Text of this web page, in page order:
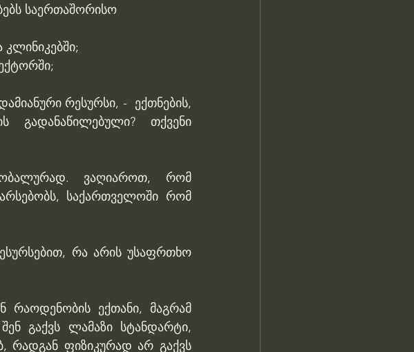
საერთაშორისო
რესურსი, -  ექთნების,
გადანაწილებული? თქვენი
ვაღიაროთ, რომ
საქართველოში რომ
რა არის უსაფრთხო
ექთანი, მაგრამ
გაქვს ლამაზი სტანდარტი,
რადგან ფიზიკურად არ გაქვს